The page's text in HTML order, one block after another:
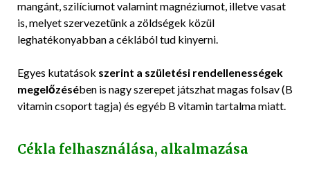
mangánt, szilíciumot valamint magnéziumot, illetve vasat
is, melyet szervezetünk a zöldségek közül
leghatékonyabban a céklából tud kinyerni.
Egyes kutatások szerint a születési rendellenességek
megelőzésében is nagy szerepet játszhat magas folsav (B
vitamin csoport tagja) és egyéb B vitamin tartalma miatt.
Cékla felhasználása, alkalmazása